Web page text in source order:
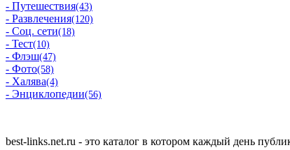
- Путешествия(43)
- Развлечения(120)
- Соц. сети(18)
- Тест(10)
- Флэш(47)
- Фото(58)
- Халява(4)
- Энциклопедии(56)
best-links.net.ru - это каталог в котором каждый день